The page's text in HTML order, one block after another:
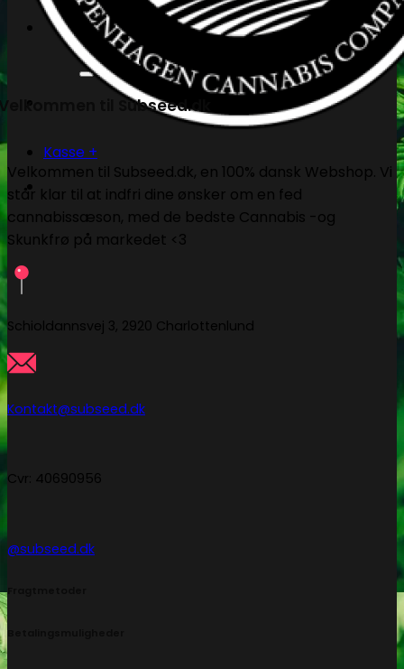
Søg
efter:
Kasse +
til Subseed.dk
Velkommen til Subseed.dk, en 100% dansk Webshop. Vi
står klar til at indfri dine ønsker om en fed
cannabissæson, med de bedste Cannabis -og
Skunkfrø på markedet <3
Schioldannsvej 3, 2920 Charlottenlund
Kontakt@subseed.dk
Cvr: 40690956
@subseed.dk